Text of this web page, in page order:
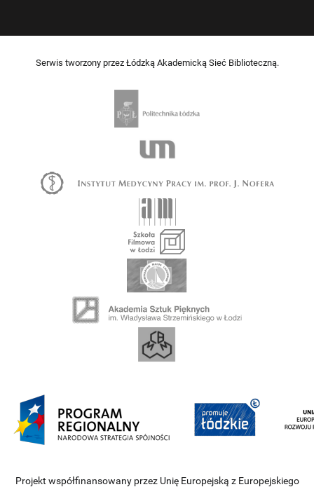
Serwis tworzony przez Łódzką Akademicką Sieć Biblioteczną.
Projekt współfinansowany przez Unię Europejską z Europejskiego